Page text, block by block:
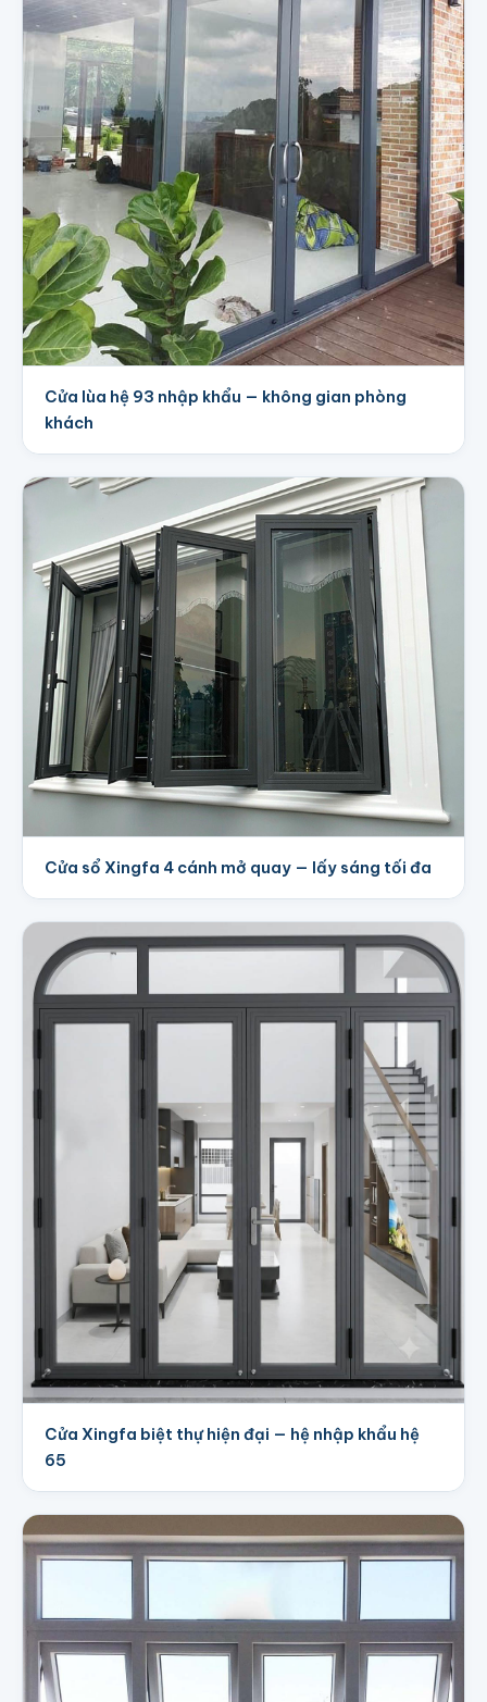
Cửa lùa hệ 93 nhập khẩu — không gian phòng
khách
Cửa sổ Xingfa 4 cánh mở quay — lấy sáng tối đa
Cửa Xingfa biệt thự hiện đại — hệ nhập khẩu hệ
65